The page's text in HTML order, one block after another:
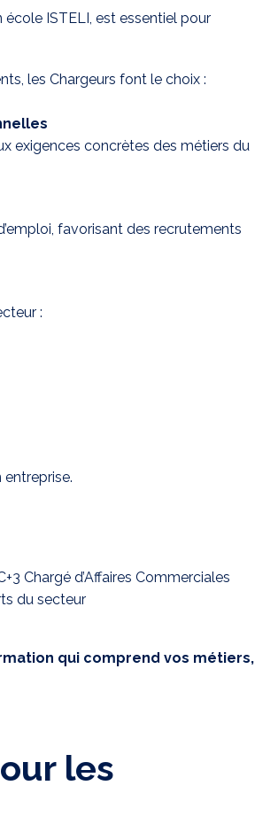
école ISTELI, est essentiel pour
les Chargeurs font le choix :
exigences concrètes des métiers du
favorisant des recrutements
:
Chargé d’Affaires Commerciales
du secteur
qui comprend vos métiers,
les